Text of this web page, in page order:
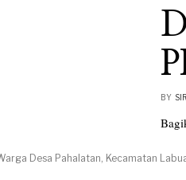
BY
Desa Pahalatan, Kecamatan